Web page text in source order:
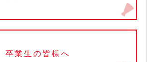
卒業生の皆様へ